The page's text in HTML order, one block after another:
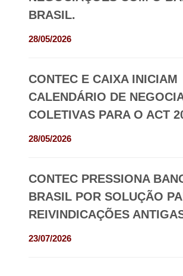
BRASIL.
28/05/2026
CONTEC E CAIXA INICIAM
CALENDÁRIO DE
COLETIVAS PARA O ACT
28/05/2026
CONTEC PRESSIONA
BRASIL POR SOLUÇÃO
REIVINDICAÇÕES
23/07/2026